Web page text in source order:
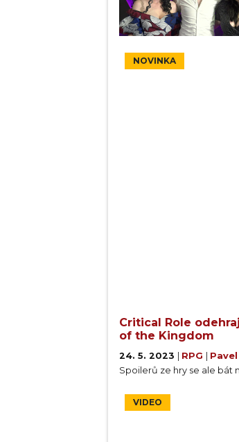
NOVINKA
Critical Role
of the Kingdom
24. 5. 2023 RPG
Spoilerů ze hry se ale bát
VIDEO